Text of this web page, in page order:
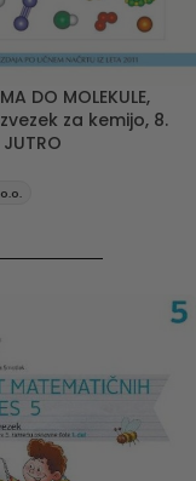
DO MOLEKULE,
za kemijo, 8.